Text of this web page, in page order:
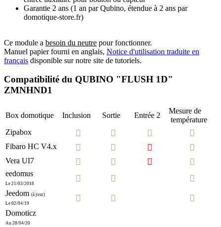
Garantie 2 ans (1 an par Qubino, étendue à 2 ans par
domotique-store.fr)
Ce module a besoin du neutre pour fonctionner.
Manuel papier fourni en anglais, Notice d'utilisation traduite en
français disponible sur notre site de tutoriels.
Compatibilité du QUBINO "FLUSH 1D"
ZMNHND1
Box domotique Inclusion Sortie Entrée 2
Mesure de
température
Zipabox
   
Fibaro HC V4.x    
Vera UI7    
eedomus
Le 21/03/2018   
Jeedom (à jour)
Le 02/04/19
  
Domoticz
Au 28/04/20